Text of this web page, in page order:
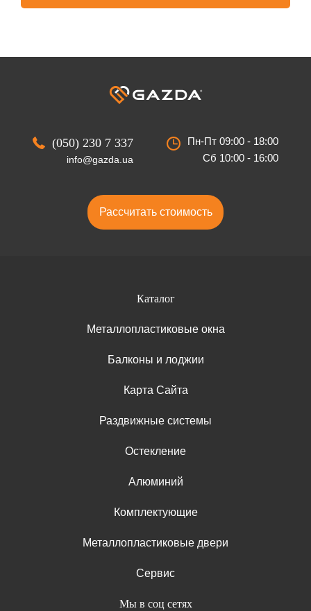
(050) 230 7 337
info@gazda.ua
Пн-Пт 09:00 - 18:00
Сб 10:00 - 16:00
Рассчитать стоимость
Каталог
Металлопластиковые окна
Балконы и лоджии
Карта Сайта
Раздвижные системы
Остекление
Алюминий
Комплектующие
Металлопластиковые двери
Сервис
Мы в соц сетях